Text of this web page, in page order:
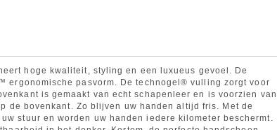
hoge kwaliteit, styling en een luxueus gevoel. De
ergonomische pasvorm. De technogel® vulling zorgt voor
is gemaakt van echt schapenleer en is voorzien van
de bovenkant. Zo blijven uw handen altijd fris. Met de
stuur en worden uw handen iedere kilometer beschermt.